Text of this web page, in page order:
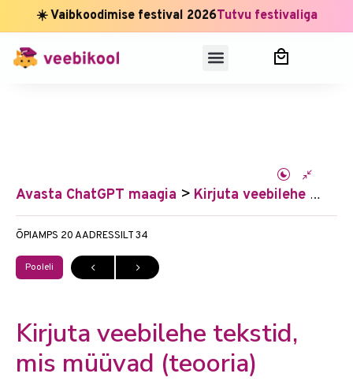
☀️ Vaibkoodimise festival 2026Tutvu festivaliga
Avasta ChatGPT maagia Kirjuta veebilehe tekstid, mis müüvad (teooria)
ÕPIAMPS 20AADRESSILT 34
Pooleli
Kirjuta veebilehe tekstid,
mis müüvad (teooria)